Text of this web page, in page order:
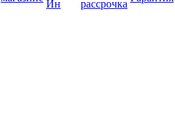
Ин
рассрочка